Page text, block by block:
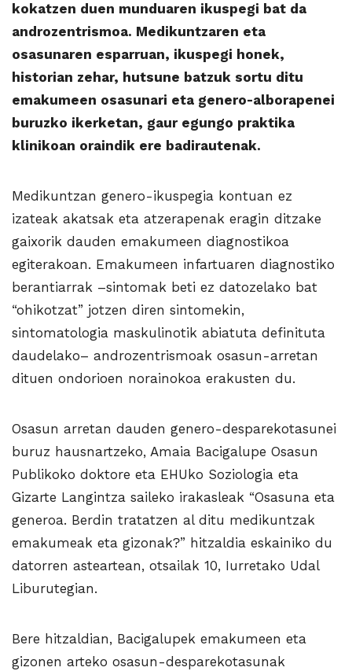
kokatzen duen munduaren ikuspegi bat da
androzentrismoa. Medikuntzaren eta
osasunaren esparruan, ikuspegi honek,
historian zehar, hutsune batzuk sortu ditu
emakumeen osasunari eta genero-alborapenei
buruzko ikerketan, gaur egungo praktika
klinikoan oraindik ere badirautenak.
Medikuntzan genero-ikuspegia kontuan ez
izateak akatsak eta atzerapenak eragin ditzake
gaixorik dauden emakumeen diagnostikoa
egiterakoan. Emakumeen infartuaren diagnostiko
berantiarrak –sintomak beti ez datozelako bat
“ohikotzat” jotzen diren sintomekin,
sintomatologia maskulinotik abiatuta definituta
daudelako– androzentrismoak osasun-arretan
dituen ondorioen norainokoa erakusten du.
Osasun arretan dauden genero-desparekotasunei
buruz hausnartzeko, Amaia Bacigalupe Osasun
Publikoko doktore eta EHUko Soziologia eta
Gizarte Langintza saileko irakasleak “Osasuna eta
generoa. Berdin tratatzen al ditu medikuntzak
emakumeak eta gizonak?” hitzaldia eskainiko du
datorren asteartean, otsailak 10, Iurretako Udal
Liburutegian.
Bere hitzaldian, Bacigalupek emakumeen eta
gizonen arteko osasun-desparekotasunak